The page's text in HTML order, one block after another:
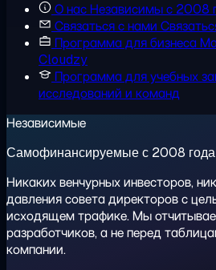
О насНезависимы с 2008
Связаться с нами
Программа для бизнеса
Cloudzy
Программа для учебных
исследований и команд
Независимые
Самофинансируемые с 2008 года
Никаких венчурных инвесторов,
давления совета директоров с
исходящем трафике. Мы
разработчиков, а не перед
компании.